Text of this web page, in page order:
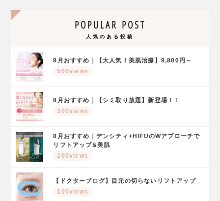
POPULAR POST
人気のある投稿
8月おすすめ｜【大人気！美肌治療】9,800円～
500views
8月おすすめ｜【シミ取り放題】新登場！！
300views
8月おすすめ｜デンシティ+HIFUのWアプローチで
リフトアップ&美肌
200views
【ドクターブログ】目元の切らないリフトアップ
100views